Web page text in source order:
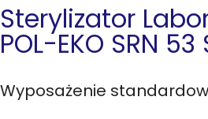
Sterylizator
POL-EKO SRN
Wyposażenie